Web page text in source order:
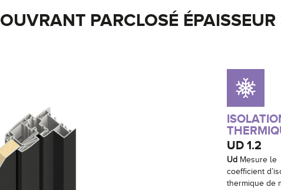
OUVRANT PARCLOSÉ
UD1.2
Ud Mesure le
coefficient
thermique de